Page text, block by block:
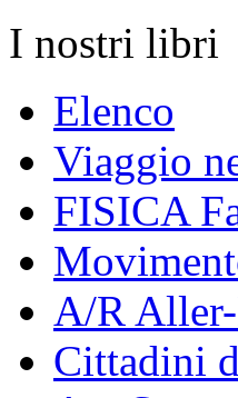
I nostri libri
Elenco
Viaggio
FISICA
A/R
Cittadini